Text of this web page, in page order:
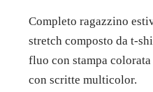
Completo ragazzino
stretch composto da t-
fluo con stampa
con scritte multicolor.